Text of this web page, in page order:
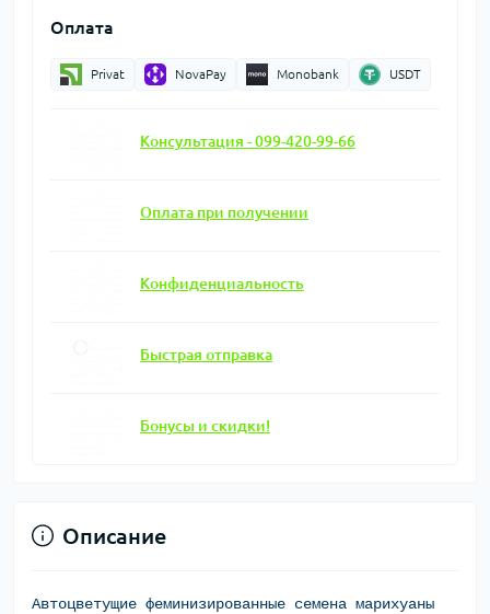
Оплата
Privat NovaPay Monobank USDT
Консультация - 099-420-99-66
Оплата при получении
Конфиденциальность
Быстрая отправка
Бонусы и скидки!
Описание
Автоцветущие феминизированные семена марихуаны